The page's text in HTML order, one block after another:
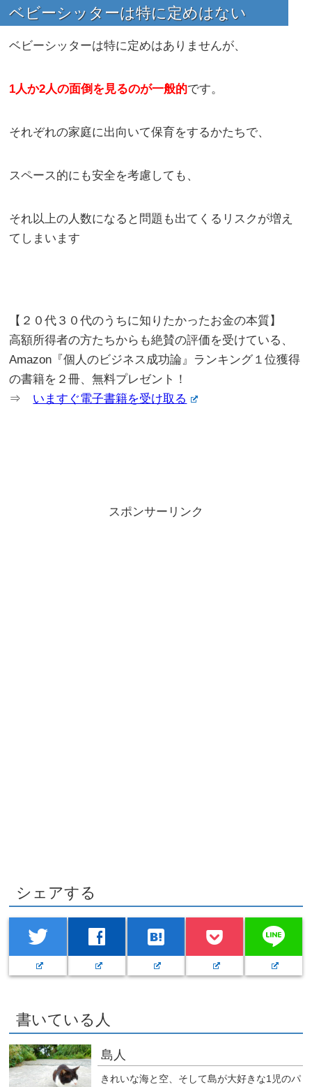
ベビーシッターは特に定めはない
ベビーシッターは特に定めはありませんが、
1人か2人の面倒を見るのが一般的です。
それぞれの家庭に出向いて保育をするかたちで、
スペース的にも安全を考慮しても、
それ以上の人数になると問題も出てくるリスクが増え
てしまいます
【２０代３０代のうちに知りたかったお金の本質】
高額所得者の方たちからも絶賛の評価を受けている、
Amazon『個人のビジネス成功論』ランキング１位獲得
の書籍を２冊、無料プレゼント！
⇒ いますぐ電子書籍を受け取る
スポンサーリンク
シェアする
twitter facebook hatenabookmark line
書いている人
島人
きれいな海と空、そして島が大好きな1児のパ